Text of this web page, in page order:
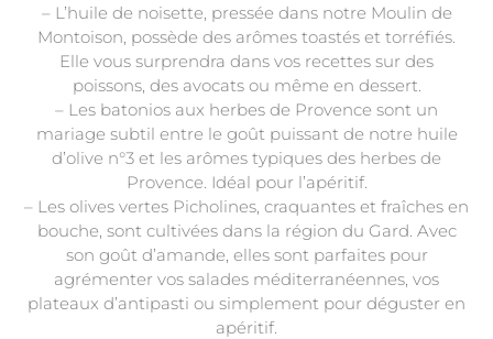
– L’huile de noisette, pressée dans notre Moulin de
Montoison, possède des arômes toastés et torréfiés.
Elle vous surprendra dans vos recettes sur des
poissons, des avocats ou même en dessert.
– Les batonios aux herbes de Provence sont un
mariage subtil entre le goût puissant de notre huile
d’olive n°3 et les arômes typiques des herbes de
Provence. Idéal pour l’apéritif.
– Les olives vertes Picholines, craquantes et fraîches en
bouche, sont cultivées dans la région du Gard. Avec
son goût d’amande, elles sont parfaites pour
agrémenter vos salades méditerranéennes, vos
plateaux d’antipasti ou simplement pour déguster en
apéritif.